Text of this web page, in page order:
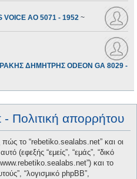
AO 5071 - 1952 ~
ΔΗΜΗΤΡΗΣ ODEON GA 8029 -
Πολιτική απορρήτου
πώς το “rebetiko.sealabs.net” και οι
(εφεξής “εμείς”, “εμάς”, “δικό
και το
“λογισμικό phpBB”,